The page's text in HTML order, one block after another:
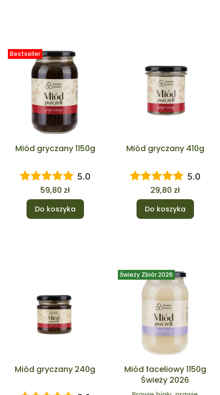
Bestseller
Miód gryczany 1150g
5.0
Cena
59,80 zł
Do koszyka
Miód gryczany 410g
5.0
Cena
29,80 zł
Do koszyka
Miód gryczany 240g
Świeży Zbiór 2026
Miód faceliowy 1150g
Świeży 2026